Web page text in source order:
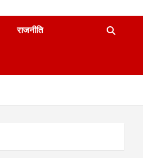
राजनीति